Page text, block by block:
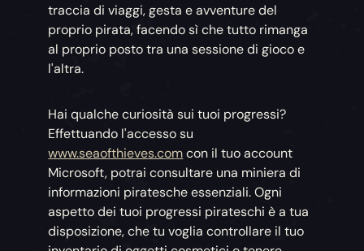
traccia di viaggi, gesta e avventure del
proprio pirata, facendo sì che tutto rimanga
al proprio posto tra una sessione di gioco e
l'altra.
Hai qualche curiosità sui tuoi progressi?
Effettuando l'accesso su
www.seaofthieves.comcon il tuo account
Microsoft, potrai consultare una miniera di
informazioni piratesche essenziali. Ogni
aspetto dei tuoi progressi pirateschi è a tua
disposizione, che tu voglia controllare il tuo